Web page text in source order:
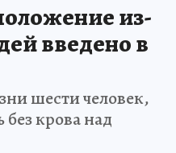
из-
введено в
шести человек,
крова над